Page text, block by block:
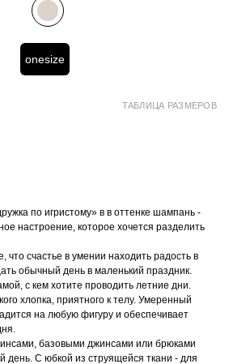
onesize
ТАБЛИЦА РАЗМЕРОВ
по игристому» в в оттенке шампань -
настроение, которое хочется разделить
что счастье в умении находить радость в
обычный день в маленький праздник.
с кем хотите проводить летние дни.
хлопка, приятного к телу. Умеренный
на любую фигуру и обеспечивает
базовыми джинсами или брюками
день. С юбкой из струящейся ткани - для